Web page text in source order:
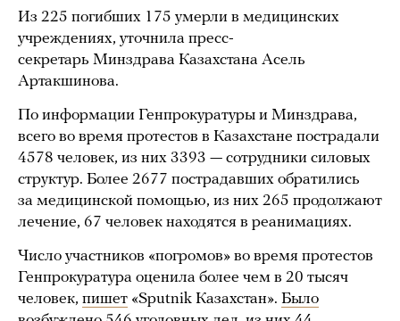
Из 225 погибших 175 умерли в медицинских
учреждениях, уточнила пресс-
секретарь Минздрава Казахстана Асель
Артакшинова.
По информации Генпрокуратуры и Минздрава,
всего во время протестов в Казахстане пострадали
4578 человек, из них 3393 — сотрудники силовых
структур. Более 2677 пострадавших обратились
за медицинской помощью, из них 265 продолжают
лечение, 67 человек находятся в реанимациях.
Число участников «погромов» во время протестов
Генпрокуратура оценила более чем в 20 тысяч
человек, пишет «Sputnik Казахстан». Было